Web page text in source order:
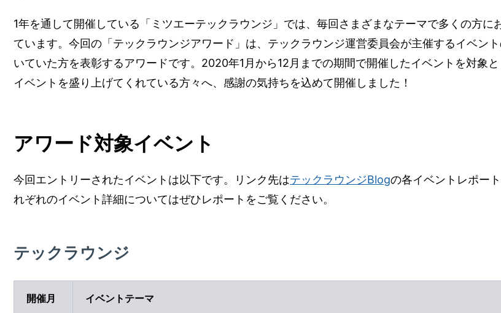
1年を通して開催している「ミツエーテックラウンジ」では、毎回さまざまなテーマで多くの方に
ています。今回の「テックラウンジアワード」は、テックラウンジ運営委員会が主催するイベン
いていた方を表彰するアワードです。2020年1月から12月までの期間で開催したイベントを対象
イベントを盛り上げてくれている方々へ、感謝の気持ちを込めて開催しました！
アワード対象イベント
今回エントリーされたイベントは以下です。リンク先はテックラウンジBlogの各イベントレポー
れぞれのイベント詳細についてはぜひレポートをご覧ください。
テックラウンジ
開催月 イベントテーマ